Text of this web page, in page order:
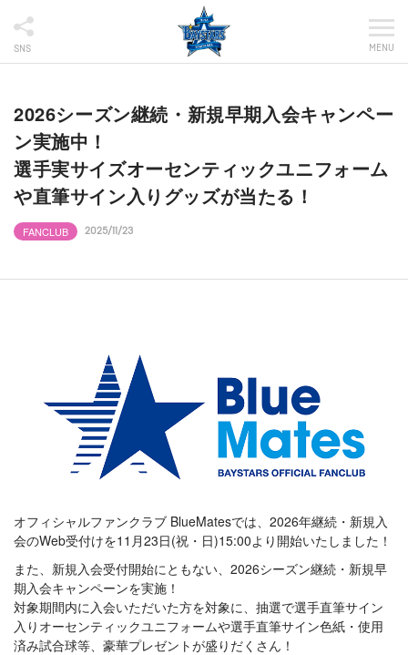
SNS MENU
2026シーズン継続・新規早期入会キャンペー
ン実施中！
選手実サイズオーセンティックユニフォーム
や直筆サイン入りグッズが当たる！
FANCLUB 2025/11/23
オフィシャルファンクラブ BlueMatesでは、2026年継続・新規入
会のWeb受付けを11月23日(祝・日)15:00より開始いたしました！
また、新規入会受付開始にともない、2026シーズン継続・新規早
期入会キャンペーンを実施！
対象期間内に入会いただいた方を対象に、抽選で選手直筆サイン
入りオーセンティックユニフォームや選手直筆サイン色紙・使用
済み試合球等、豪華プレゼントが盛りだくさん！